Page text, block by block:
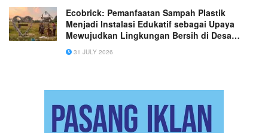
Ecobrick: Pemanfaatan Sampah Plastik
Menjadi Instalasi Edukatif sebagai Upaya
Mewujudkan Lingkungan Bersih di Desa
Sukakarsa
31 JULY 2026